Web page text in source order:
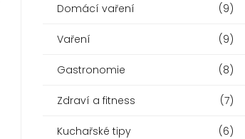
Domácí vaření (9)
Vaření (9)
Gastronomie (8)
Zdraví a fitness (7)
Kuchařské tipy (6)